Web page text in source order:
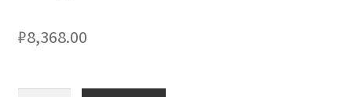
₽8,368.00